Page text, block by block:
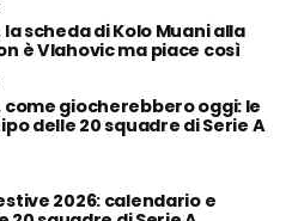
scheda di Kolo Muani alla
è Vlahovic ma piace così
come giocherebbero oggi: le
delle 20 squadre di Serie A
2026: calendario e